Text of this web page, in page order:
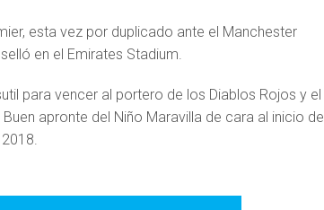
esta vez por duplicado ante el Manchester
en el Emirates Stadium.
para vencer al portero de los Diablos Rojos y el
apronte del Niño Maravilla de cara al inicio de